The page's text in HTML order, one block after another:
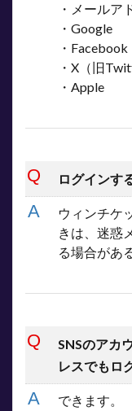
・メールア
・Google
・Facebook
・X（旧
・Apple
ログインす
ウィンチケ
きは、迷惑
る場合があ
SNSのアカ
レスでもロ
できます。